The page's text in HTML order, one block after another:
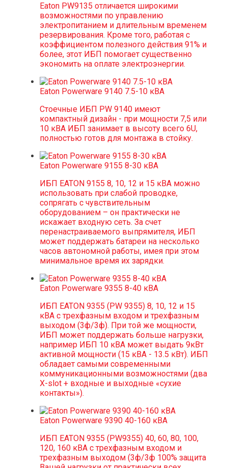
Eaton PW9135 отличается широкими
возможностями по управлению
электропитанием и длительным временем
резервирования. Кроме того, работая с
коэффициентом полезного действия 91% и
более, этот ИБП помогает существенно
экономить на оплате электроэнергии.
Eaton Powerware 9140 7.5-10 кВА
Стоечные ИБП PW 9140 имеют
компактный дизайн - при мощности 7,5 или
10 кВА ИБП занимает в высоту всего 6U,
полностью готов для монтажа в стойку.
Eaton Powerware 9155 8-30 кВА
ИБП EATON 9155 8, 10, 12 и 15 кВА можно
использовать при слабой проводке,
сопрягать с чувствительным
оборудованием – он практически не
искажает входную сеть. За счет
перенастраиваемого выпрямителя, ИБП
может поддержать батареи на несколько
часов автономной работы, имея при этом
минимальное время их зарядки.
Eaton Powerware 9355 8-40 кВА
ИБП EATON 9355 (PW 9355) 8, 10, 12 и 15
кВА с трехфазным входом и трехфазным
выходом (3ф/3ф). При той же мощности,
ИБП может поддержать больше нагрузки,
например ИБП 10 кВА может выдать 9кВт
активной мощности (15 кВА - 13.5 кВт). ИБП
обладает самыми современными
коммуникационными возможностями (два
X-slot + входные и выходные «сухие
контакты»).
Eaton Powerware 9390 40-160 кВА
ИБП EATON 9355 (PW9355) 40, 60, 80, 100,
120, 160 кВА с трехфазным входом и
трехфазным выходом (3ф/3ф 100% защита